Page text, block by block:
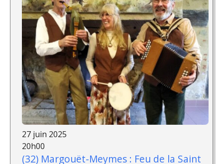
27 juin 2025
20h00
(32) Margouët-Meymes : Feu de la Saint